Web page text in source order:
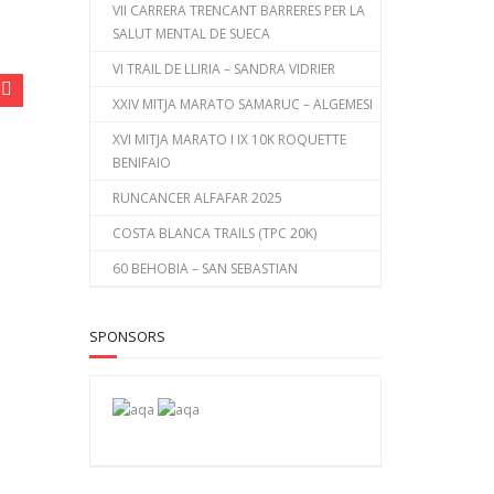
VII CARRERA TRENCANT BARRERES PER LA
SALUT MENTAL DE SUECA
VI TRAIL DE LLIRIA – SANDRA VIDRIER
XXIV MITJA MARATO SAMARUC – ALGEMESI
XVI MITJA MARATO I IX 10K ROQUETTE
BENIFAIO
RUNCANCER ALFAFAR 2025
COSTA BLANCA TRAILS (TPC 20K)
60 BEHOBIA – SAN SEBASTIAN
SPONSORS